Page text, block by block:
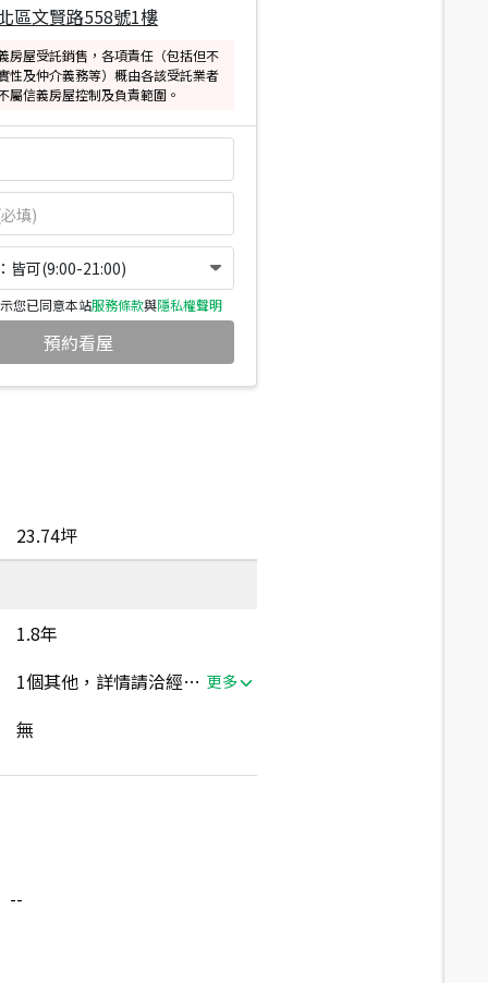
區文賢路558號1樓
房屋受託銷售，各項責任（包括但不
性及仲介義務等）概由各該受託業者
屬信義房屋控制及負責範圍。
皆可(9:00-21:00)
您已同意本站服務條款與隱私權聲明
預約看屋
23.74坪
1.8年
1個其他，詳情請洽經紀人員 更多
無
--